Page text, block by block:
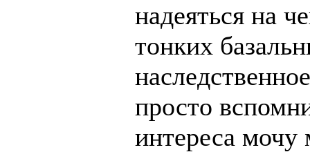
надеяться на
тонких
просто
интереса мочу